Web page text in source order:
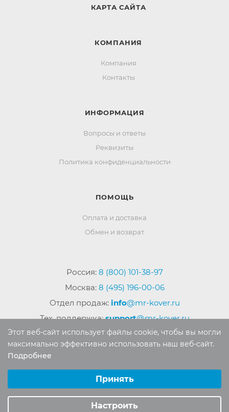
КАРТА САЙТА
КОМПАНИЯ
Компания
Контакты
ИНФОРМАЦИЯ
Вопросы и ответы
Реквизиты
Политика конфиденциальности
ПОМОЩЬ
Оплата и доставка
Обмен и возврат
Россия: 8 (800) 101-38-97
Москва: 8 (495) 196-00-06
Отдел продаж: info@mr-kover.ru
Тех. поддержка:support@mr-kover.ru
материалов сайта без письменного разрешения
запрещено.
Этот веб-сайт использует файлы cookie, чтобы вы могли
максимально эффективно использовать наш веб-сайт.
Подробнее
Аналитические/Функциональные
Принять
Настроить